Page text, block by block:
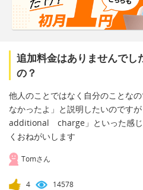
追加料金はありませんでし
の？
他人のことではなく自分のことな
なかったよ」と説明したいので
additional charge」といった感じ
くおねがいします
Tomさん
4 14578